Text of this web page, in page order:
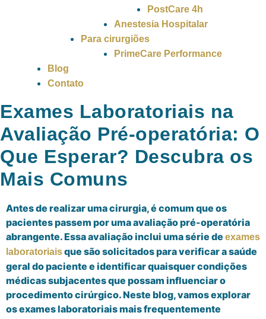
PostCare 4h
Anestesia Hospitalar
Para cirurgiões
PrimeCare Performance
Blog
Contato
Exames Laboratoriais na
Avaliação Pré-operatória: O
Que Esperar? Descubra os
Mais Comuns
Antes de realizar uma cirurgia, é comum que os
pacientes passem por uma avaliação pré-operatória
abrangente. Essa avaliação inclui uma série de exames
laboratoriaisque são solicitados para verificar a saúde
geral do paciente e identificar quaisquer condições
médicas subjacentes que possam influenciar o
procedimento cirúrgico. Neste blog, vamos explorar
os exames laboratoriais mais frequentemente